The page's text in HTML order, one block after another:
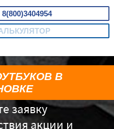
8(800)3404954
заявку
акции и
В